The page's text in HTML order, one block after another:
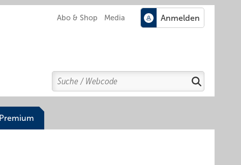
Abo & Shop Media
Search
Suchen
Premium